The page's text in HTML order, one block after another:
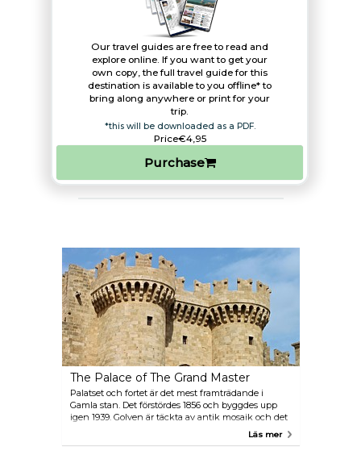
Our travel guides are free to read and
explore online. If you want to get your
own copy, the full travel guide for this
destination is available to you offline* to
bring along anywhere or print for your
trip.​
*this will be downloaded as a PDF.
Price€4,95
Purchase
The Palace of The Grand Master
Palatset och fortet är det mest framträdande i
Gamla stan. Det förstördes 1856 och byggdes upp
igen 1939. Golven är täckta av antik mosaik och det
finns en intressant samling av västerländskaLäs mer